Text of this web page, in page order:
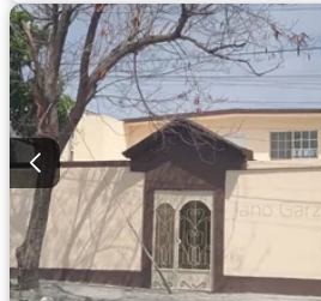
Parcialmente amueblado